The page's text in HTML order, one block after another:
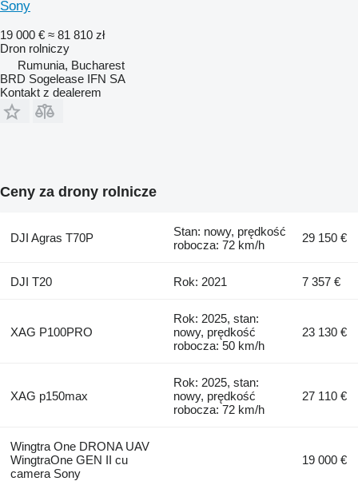
Sony
19 000 € ≈ 81 810 zł
Dron rolniczy
Rumunia, Bucharest
BRD Sogelease IFN SA
Kontakt z dealerem
Ceny za drony rolnicze
DJI Agras T70P
Stan: nowy, prędkość
robocza: 72 km/h
29 150 €
DJI T20 Rok: 2021 7 357 €
XAG P100PRO
Rok: 2025, stan:
nowy, prędkość
robocza: 50 km/h
23 130 €
XAG p150max
Rok: 2025, stan:
nowy, prędkość
robocza: 72 km/h
27 110 €
Wingtra One DRONA UAV
WingtraOne GEN II cu
camera Sony
19 000 €